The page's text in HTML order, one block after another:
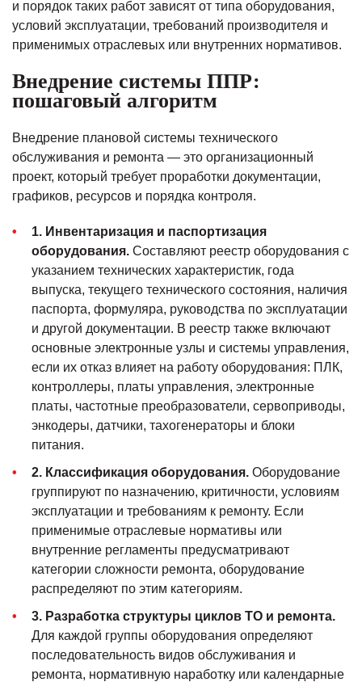
и порядок таких работ зависят от типа оборудования,
условий эксплуатации, требований производителя и
применимых отраслевых или внутренних нормативов.
Внедрение системы ППР:
пошаговый алгоритм
Внедрение плановой системы технического
обслуживания и ремонта — это организационный
проект, который требует проработки документации,
графиков, ресурсов и порядка контроля.
1. Инвентаризация и паспортизация
оборудования. Составляют реестр оборудования с
указанием технических характеристик, года
выпуска, текущего технического состояния, наличия
паспорта, формуляра, руководства по эксплуатации
и другой документации. В реестр также включают
основные электронные узлы и системы управления,
если их отказ влияет на работу оборудования: ПЛК,
контроллеры, платы управления, электронные
платы, частотные преобразователи, сервоприводы,
энкодеры, датчики, тахогенераторы и блоки
питания.
2. Классификация оборудования. Оборудование
группируют по назначению, критичности, условиям
эксплуатации и требованиям к ремонту. Если
применимые отраслевые нормативы или
внутренние регламенты предусматривают
категории сложности ремонта, оборудование
распределяют по этим категориям.
3. Разработка структуры циклов ТО и ремонта.
Для каждой группы оборудования определяют
последовательность видов обслуживания и
ремонта, нормативную наработку или календарные